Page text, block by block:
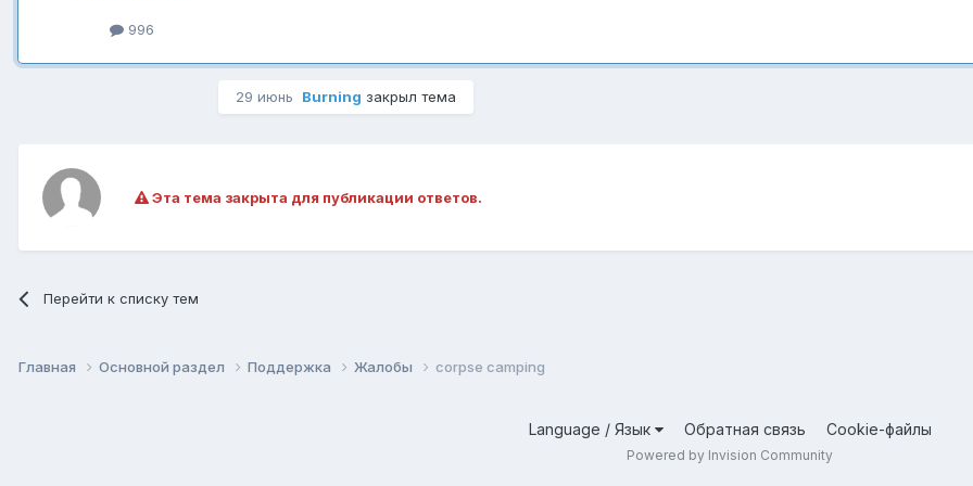
996
29 июнь Burning закрыл тема
Эта тема закрыта для публикации ответов.
Перейти к списку тем
Главная Основной раздел Поддержка Жалобы corpse camping
Language / Язык Обратная связь Cookie-файлы
Powered by Invision Community